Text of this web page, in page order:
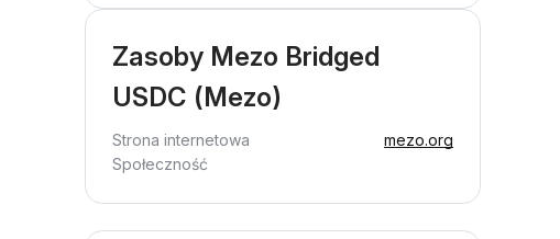
Zasoby Mezo Bridged
USDC (Mezo)
Strona internetowa
mezo.org
Społeczność